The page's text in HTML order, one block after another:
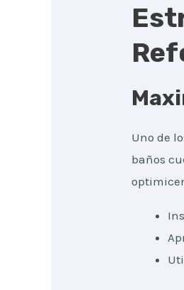
Uno de
baños